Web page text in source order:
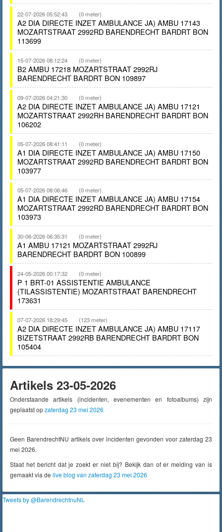
22-07-2026 05:52:43 (0 meter)
A2 DIA DIRECTE INZET AMBULANCE JA) AMBU 17143
MOZARTSTRAAT 2992RD BARENDRECHT BARDRT BON
113699
15-07-2026 08:12:24 (0 meter)
B2 AMBU 17218 MOZARTSTRAAT 2992RJ
BARENDRECHT BARDRT BON 109897
09-07-2026 04:21:30 (0 meter)
A2 DIA DIRECTE INZET AMBULANCE JA) AMBU 17121
MOZARTSTRAAT 2992RH BARENDRECHT BARDRT BON
106202
05-07-2026 08:41:11 (0 meter)
A1 DIA DIRECTE INZET AMBULANCE JA) AMBU 17150
MOZARTSTRAAT 2992RD BARENDRECHT BARDRT BON
103977
05-07-2026 08:06:46 (0 meter)
A1 DIA DIRECTE INZET AMBULANCE JA) AMBU 17154
MOZARTSTRAAT 2992RD BARENDRECHT BARDRT BON
103973
30-06-2026 06:35:31 (0 meter)
A1 AMBU 17121 MOZARTSTRAAT 2992RJ
BARENDRECHT BARDRT BON 100899
24-05-2026 00:17:32 (0 meter)
P 1 BRT-01 ASSISTENTIE AMBULANCE
(TILASSISTENTIE) MOZARTSTRAAT BARENDRECHT
173631
07-07-2026 18:29:45 (123 meter)
A2 DIA DIRECTE INZET AMBULANCE JA) AMBU 17117
BIZETSTRAAT 2992RB BARENDRECHT BARDRT BON
105404
Artikels 23-05-2026
Onderstaande artikels (incidenten, evenementen en fotoalbums) zijn
geplaatst opzaterdag 23 mei 2026
Geen BarendrechtNU artikels over incidenten gevonden voor zaterdag 23
mei 2026.
Staat het bericht dat je zoekt er niet bij? Bekijk dan of er melding van is
gemaakt via de live blog van zaterdag 23 mei 2026
Tweets by @BarendrechtnuNL